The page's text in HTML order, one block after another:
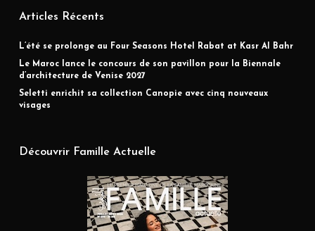
Articles Récents
L’été se prolonge au Four Seasons Hotel Rabat at Kasr Al Bahr
Le Maroc lance le concours de son pavillon pour la Biennale
d’architecture de Venise 2027
Seletti enrichit sa collection Canopie avec cinq nouveaux
visages
Découvrir Famille Actuelle